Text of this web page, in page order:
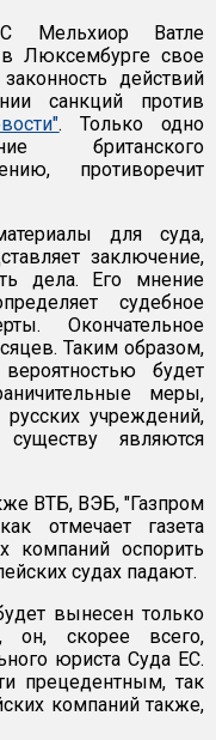
Мельхиор Ватле
в Люксембурге свое
действий
санкций против
. Только одно
британского
противоречит
для суда,
заключение,
дела. Его мнение
судебное
Окончательное
Таким образом,
будет
меры,
учреждений,
являются
ВТБ, ВЭБ, "Газпром
отмечает газета
компаний оспорить
судах падают.
вынесен только
скорее всего,
юриста Суда ЕС.
прецедентным, так
компаний также,